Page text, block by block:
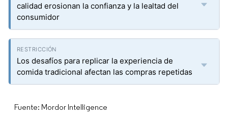
calidad erosionan la confianza y la lealtad del
consumidor
Los desafíos para replicar la experiencia de
comida tradicional afectan las compras repetidas
Fuente: Mordor Intelligence